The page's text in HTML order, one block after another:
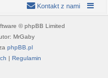
Kontakt z nami
© phpBB Limited
MrGaby
phpBB.pl
| Regulamin